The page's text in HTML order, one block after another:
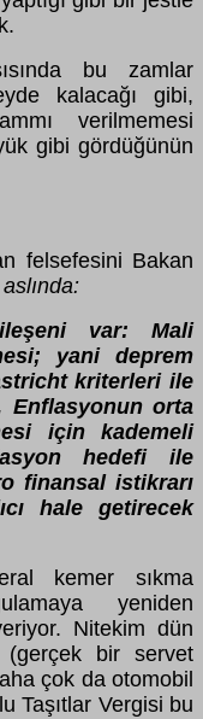
bu zamlar
kalacağı gibi,
verilmemesi
gibi gördüğünün
felsefesini Bakan
var: Mali
yani deprem
kriterleri ile
Enflasyonun orta
için kademeli
hedefi ile
finansal istikrarı
hale getirecek
kemer sıkma
yeniden
Nitekim dün
bir servet
çok da otomobil
Taşıtlar Vergisi bu